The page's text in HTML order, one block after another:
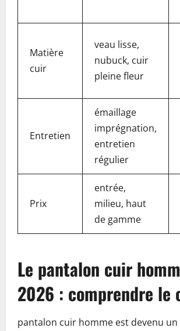
Matière
cuir
veau lisse,
nubuck, cuir
pleine fleur
Entretien
émaillage
imprégnation,
entretien
régulier
Prix
entrée,
milieu, haut
de gamme
Le pantalon cuir
2026 : comprendre le
pantalon cuir homme est devenu